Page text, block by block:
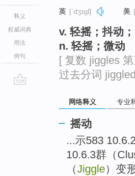
释义
权威词典
用法
例句
英 [ˈdʒɪɡl] 美
v. 轻摇；抖动
n. 轻摇；微动
[ 复数 jiggles
过去分词
网络释义 专业
摇动
...示583
10.6.3群（
（Jiggle）变